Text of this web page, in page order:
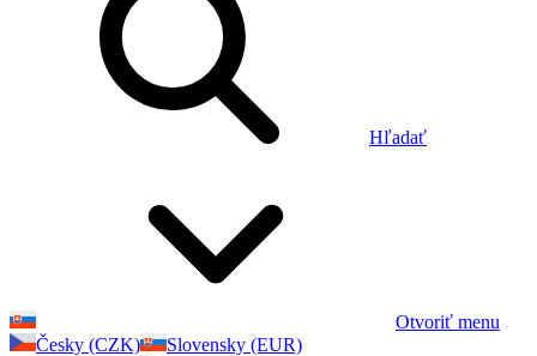
Hľadať
Otvoriť menu
Česky (CZK)
Slovensky (EUR)